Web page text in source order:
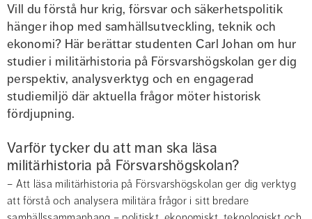
Vill du förstå hur krig, försvar och säkerhetspolitik
hänger ihop med samhällsutveckling, teknik och
ekonomi? Här berättar studenten Carl Johan om hur
studier i militärhistoria på Försvarshögskolan ger dig
perspektiv, analysverktyg och en engagerad
studiemiljö där aktuella frågor möter historisk
fördjupning.
Varför tycker du att man ska läsa
militärhistoria på Försvarshögskolan?
– Att läsa militärhistoria på Försvarshögskolan ger dig verktyg
att förstå och analysera militära frågor i sitt bredare